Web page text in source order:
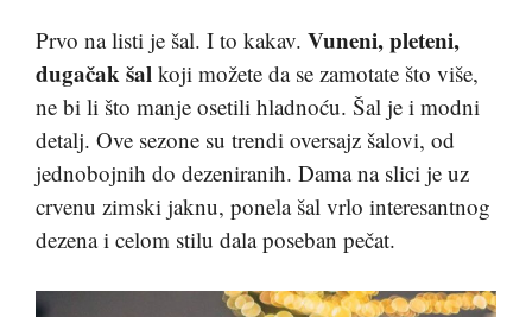
Prvo na listi je šal. I to kakav. Vuneni, pleteni,
dugačak šal koji možete da se zamotate što više,
ne bi li što manje osetili hladnoću. Šal je i modni
detalj. Ove sezone su trendi oversajz šalovi, od
jednobojnih do dezeniranih. Dama na slici je uz
crvenu zimski jaknu, ponela šal vrlo interesantnog
dezena i celom stilu dala poseban pečat.